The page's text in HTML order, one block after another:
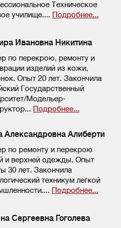
Техническое
училище.... Подробнее...
Ивановна Никитина
по перекрою, ремонту и
изделий из кожи,
Опыт 20 лет. Закончила
Государственный
Модельер-
Подробнее...
Александровна Алиберти
по ремонту и перекрою
и верхней одежды. Опыт
30 лет. Закончила
техникум легкой
Подробнее...
Сергеевна Гоголева